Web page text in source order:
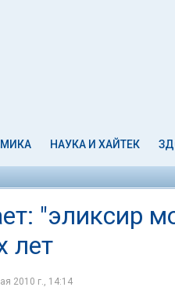
НАУКА И ХАЙТЕК
"эликсир
лет
2010 г., 14:14